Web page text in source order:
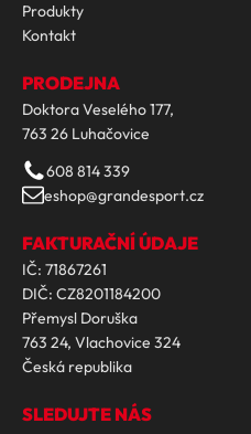
Produkty
Kontakt
PRODEJNA
Doktora Veselého 177,
763 26 Luhačovice
608 814 339
eshop@grandesport.cz
FAKTURAČNÍ ÚDAJE
IČ: 71867261
DIČ: CZ8201184200
Přemysl Doruška
763 24, Vlachovice 324
Česká republika
SLEDUJTE NÁS